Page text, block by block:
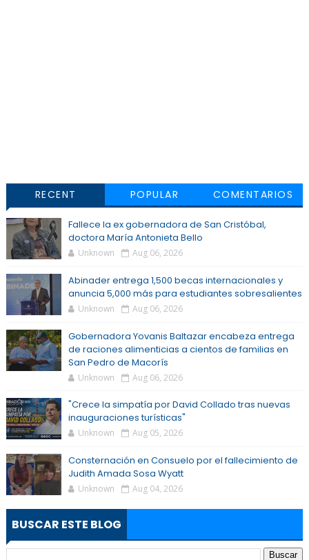
RECENT POPULAR COMENTARIOS
Fallece la ex gobernadora de San Cristóbal,
doctora María Antonieta Bello
Unknown Aug 06, 2026
Abinader entrega 1,500 becas internacionales y
anuncia 5,000 más para estudiantes sobresalientes
Unknown Aug 06, 2026
Gobernadora Yovanis Baltazar encabeza entrega
de raciones alimenticias a cientos de familias en
San Pedro de Macorís
Unknown Aug 06, 2026
"Crece la simpatía por David Collado tras nuevas
inauguraciones turísticas"
Unknown Aug 05, 2026
Consternación en Consuelo por el fallecimiento de
Judith Amada Sosa Wyatt
Unknown Aug 04, 2026
BUSCAR ESTE BLOG